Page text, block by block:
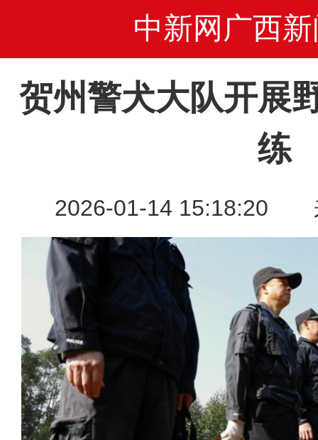
中新网广西新
贺州警犬大队开展
练
2026-01-14 15:18:20